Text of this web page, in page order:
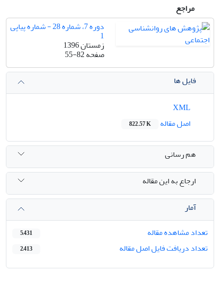
مراجع
دوره 7، شماره 28 - شماره پیاپی
1
زمستان 1396
صفحه55-82
فایل ها
اصل مقاله
822.57 K
هم رسانی
ارجاع به این مقاله
آمار
تعداد مشاهده مقاله
5,431
تعداد دریافت فایل اصل مقاله 2,413